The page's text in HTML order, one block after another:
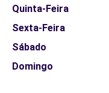
Quinta-Feira
Sexta-Feira
Sábado
Domingo